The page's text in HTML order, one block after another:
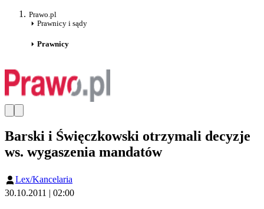
Prawo.pl
Prawnicy i sądy
Prawnicy
Barski i Święczkowski otrzymali decyzje
ws. wygaszenia mandatów
Lex/Kancelaria
30.10.2011 | 02:00